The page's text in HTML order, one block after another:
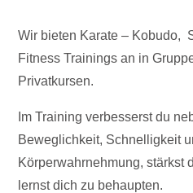
Wir bieten Karate – Kobudo,
Fitness Trainings an in
Privatkursen.
Im Training verbesserst du
Beweglichkeit, Schnelligkeit
Körperwahrnehmung, stärkst
lernst dich zu behaupten.